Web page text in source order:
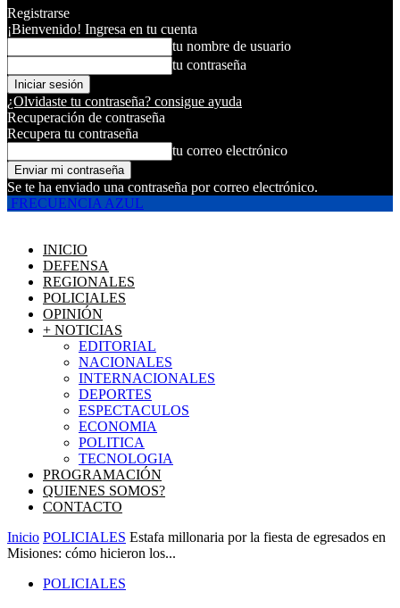
Registrarse
¡Bienvenido! Ingresa en tu cuenta
tu nombre de usuario
tu contraseña
¿Olvidaste tu contraseña? consigue ayuda
Recuperación de contraseña
Recupera tu contraseña
tu correo electrónico
Se te ha enviado una contraseña por correo electrónico.
FRECUENCIA AZUL
INICIO
DEFENSA
REGIONALES
POLICIALES
OPINIÓN
+ NOTICIAS
EDITORIAL
NACIONALES
INTERNACIONALES
DEPORTES
ESPECTACULOS
ECONOMIA
POLITICA
TECNOLOGIA
PROGRAMACIÓN
QUIENES SOMOS?
CONTACTO
Inicio POLICIALES Estafa millonaria por la fiesta de egresados en
Misiones: cómo hicieron los...
POLICIALES